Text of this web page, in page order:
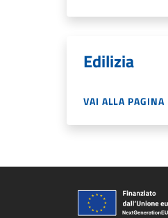
Edilizia
VAI ALLA PAGINA